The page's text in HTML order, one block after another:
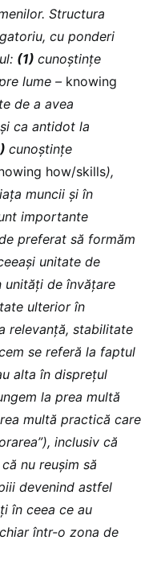
Structura
cu ponderi
(1) cunoștințe
lume – knowing
de a avea
ca antidot la
cunoștințe
how/skills),
muncii și în
importante
preferat să formăm
unitate de
de învățare
ulterior în
relevanță, stabilitate
se referă la faptul
alta în disprețul
la prea multă
multă practică care
inclusiv că
nu reușim să
devenind astfel
în ceea ce au
într-o zona de